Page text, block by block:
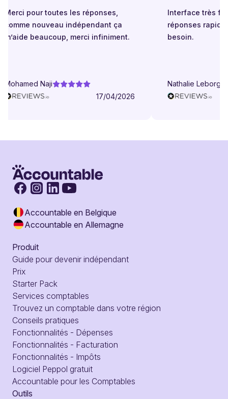
Merci pour toutes les réponses,
comme nouveau indépendant ça
m’aide beaucoup, merci infiniment.
Mohamed Naji
17/04/2026
Interface très
réponses
besoin.
Nathalie Leborgne
Accountable en Belgique
Accountable en Allemagne
Produit
Guide pour devenir indépendant
Prix
Starter Pack
Services comptables
Trouvez un comptable dans votre région
Conseils pratiques
Fonctionnalités - Dépenses
Fonctionnalités - Facturation
Fonctionnalités - Impôts
Logiciel Peppol gratuit
Accountable pour les Comptables
Outils